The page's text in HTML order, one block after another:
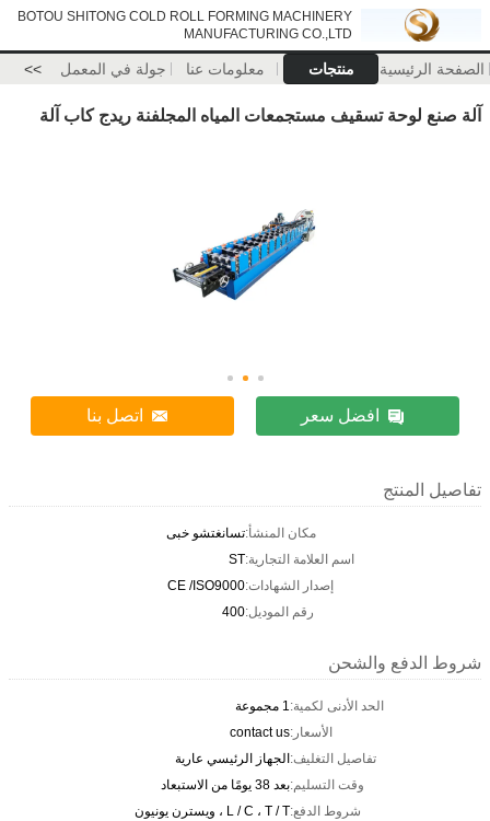
BOTOU SHITONG COLD ROLL FORMING MACHINERY
MANUFACTURING CO.,LTD
الصفحة الرئيسية منتجات معلومات عنا جولة في المعمل >>
آلة صنع لوحة تسقيف مستجمعات المياه المجلفنة ريدج كاب آلة
افضل سعر اتصل بنا
تفاصيل المنتج
مكان المنشأ:تسانغتشو خبى
اسم العلامة التجارية:ST
إصدار الشهادات:CE /ISO9000
رقم الموديل:400
شروط الدفع والشحن
الحد الأدنى لكمية:1 مجموعة
الأسعار:contact us
تفاصيل التغليف:الجهاز الرئيسي عارية
وقت التسليم:بعد 38 يومًا من الاستبعاد
شروط الدفع:L / C ، T / T ، ويسترن يونيون